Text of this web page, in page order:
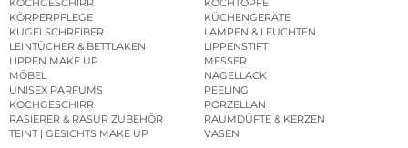
KOCHGESCHIRR
KOCHTÖPFE
KÖRPERPFLEGE
KÜCHENGERÄTE
KUGELSCHREIBER
LAMPEN & LEUCHTEN
LEINTÜCHER & BETTLAKEN
LIPPENSTIFT
LIPPEN MAKE UP
MESSER
MÖBEL
NAGELLACK
UNISEX PARFUMS
PEELING
KOCHGESCHIRR
PORZELLAN
RASIERER & RASUR ZUBEHÖR
RAUMDÜFTE & KERZEN
TEINT | GESICHTS MAKE UP
VASEN